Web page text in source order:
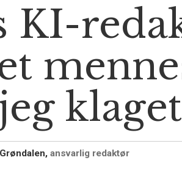
KI-
ansvarlig redaktør